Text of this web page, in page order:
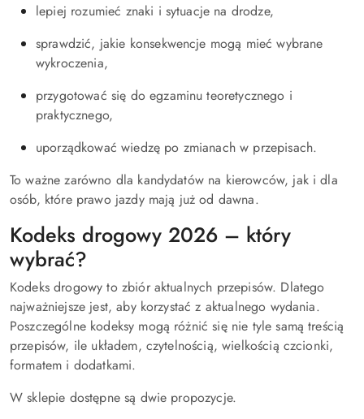
lepiej rozumieć znaki i sytuacje na drodze,
sprawdzić, jakie konsekwencje mogą mieć wybrane
wykroczenia,
przygotować się do egzaminu teoretycznego i
praktycznego,
uporządkować wiedzę po zmianach w przepisach.
To ważne zarówno dla kandydatów na kierowców, jak i dla
osób, które prawo jazdy mają już od dawna.
Kodeks drogowy 2026 – który
wybrać?
Kodeks drogowy to zbiór aktualnych przepisów. Dlatego
najważniejsze jest, aby korzystać z aktualnego wydania.
Poszczególne kodeksy mogą różnić się nie tyle samą treścią
przepisów, ile układem, czytelnością, wielkością czcionki,
formatem i dodatkami.
W sklepie dostępne są dwie propozycje.